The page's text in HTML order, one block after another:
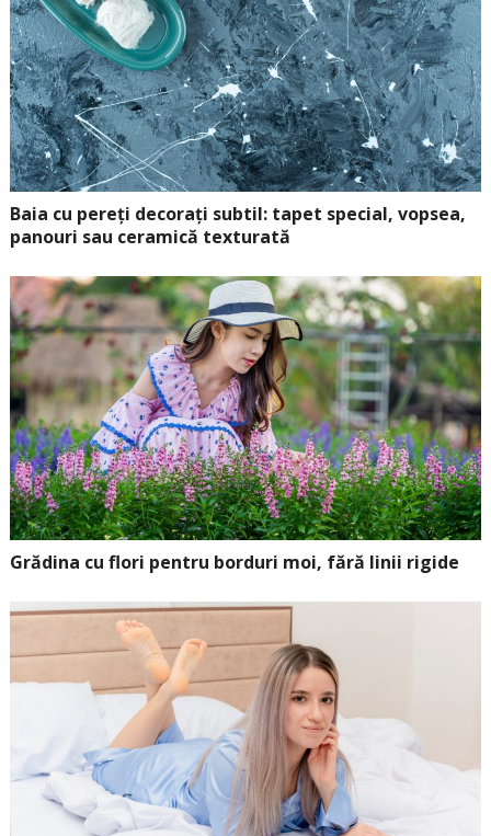
Baia cu pereți decorați subtil: tapet special, vopsea,
panouri sau ceramică texturată
Grădina cu flori pentru borduri moi, fără linii rigide